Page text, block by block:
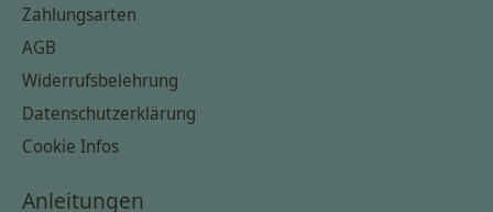
Zahlungsarten
AGB
Widerrufsbelehrung
Datenschutzerklärung
Cookie Infos
Anleitungen